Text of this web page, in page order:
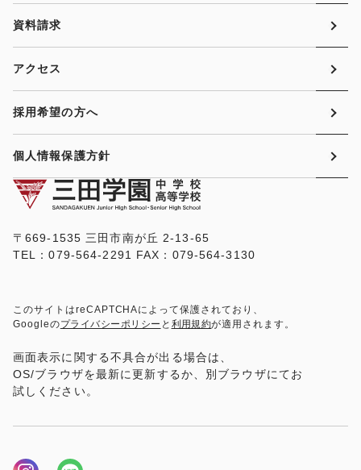
〒669-1535 三田市南が丘 2-13-65
TEL：079-564-2291 FAX：079-564-3130
このサイトはreCAPTCHAによって保護されており、
Googleのプライバシーポリシー と 利用規約が適用されます。
画面表示に関する不具合が出る場合は、
OS/ブラウザを最新に更新するか、別ブラウザにてお
試しください。
資料請求
アクセス
採用希望の方へ
個人情報保護方針